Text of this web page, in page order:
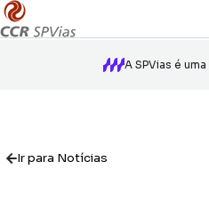
A SPVias é
Ir para Notícias